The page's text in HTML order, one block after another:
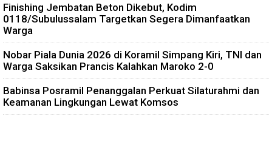
Finishing Jembatan Beton Dikebut, Kodim
0118/Subulussalam Targetkan Segera Dimanfaatkan
Warga
Nobar Piala Dunia 2026 di Koramil Simpang Kiri, TNI dan
Warga Saksikan Prancis Kalahkan Maroko 2-0
Babinsa Posramil Penanggalan Perkuat Silaturahmi dan
Keamanan Lingkungan Lewat Komsos